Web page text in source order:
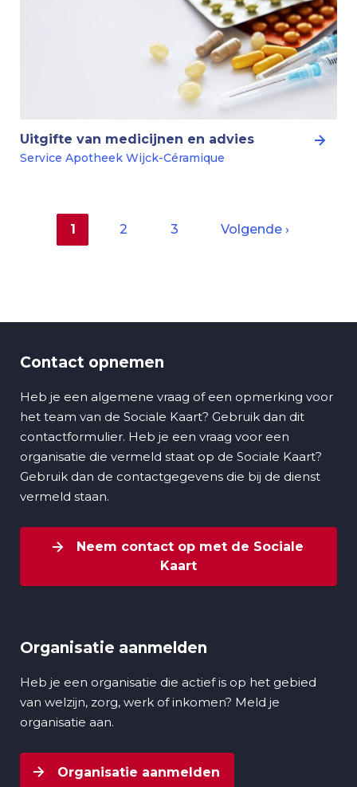
Uitgifte van medicijnen en advies
Service Apotheek Wijck-Céramique
Huidige
pagina
1 Pagina
2 Pagina
3
Volgende
Volgende ›
Contact opnemen
Heb je een algemene vraag of een opmerking voor
het team van de Sociale Kaart? Gebruik dan dit
contactformulier. Heb je een vraag voor een
organisatie die vermeld staat op de Sociale Kaart?
Gebruik dan de contactgegevens die bij de dienst
vermeld staan.
Neem contact op met de Sociale
Kaart
Organisatie aanmelden
Heb je een organisatie die actief is op het gebied
van welzijn, zorg, werk of inkomen? Meld je
organisatie aan.
Organisatie aanmelden